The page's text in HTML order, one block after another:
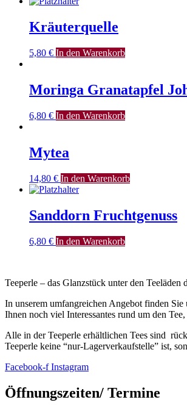
Kräuterquelle
5,80 € In den Warenkorb
Moringa Granatapfel
6,80 € In den Warenkorb
Mytea
14,80 € In den Warenkorb
Sanddorn Fruchtgenuss
6,80 € In den Warenkorb
Teeperle – das Glanzstück unter den Teeläden
In unserem umfangreichen Angebot finden
Ihnen noch viel Interessantes rund um den
Alle in der Teeperle erhältlichen Tees sind
Teeperle keine “nur-Lagerverkaufstelle” ist,
Facebook-f Instagram
Öffnungszeiten/ Termine